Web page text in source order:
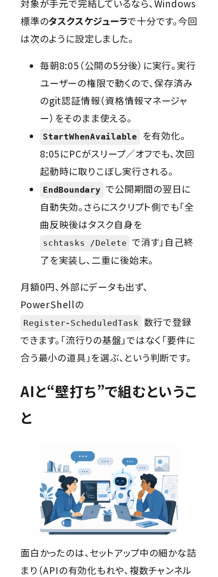
対象が手元で完結しているなら、Windows
標準のタスクスケジューラで十分です。今回
は次のように設定しました。
毎朝8:05（公開の5分後）に実行。実行
ユーザーの権限で動くので、保存済み
のgit認証情報（資格情報マネージャ
ー）をそのまま使える。
StartWhenAvailable
を有効化。
8:05にPCがスリープ／オフでも、次回
起動時に取りこぼし実行される。
EndBoundary で公開期間の翌日に
自動失効。さらにスクリプト側でも「全
曲反映後はタスク自身を
schtasks /Delete で消す」自己終
了を実装し、二重に後始末。
月額0円、外部にデータも出ず、
PowerShellの
Register-ScheduledTask 数行で登録
できます。「流行りの基盤」ではなく「要件に
合う最小の道具」を選ぶ、という判断です。
AIと“壁打ち”で組むというこ
と
面白かったのは、セットアップ中の細かな詰
まり（APIの有効化もれや、複数チャンネル